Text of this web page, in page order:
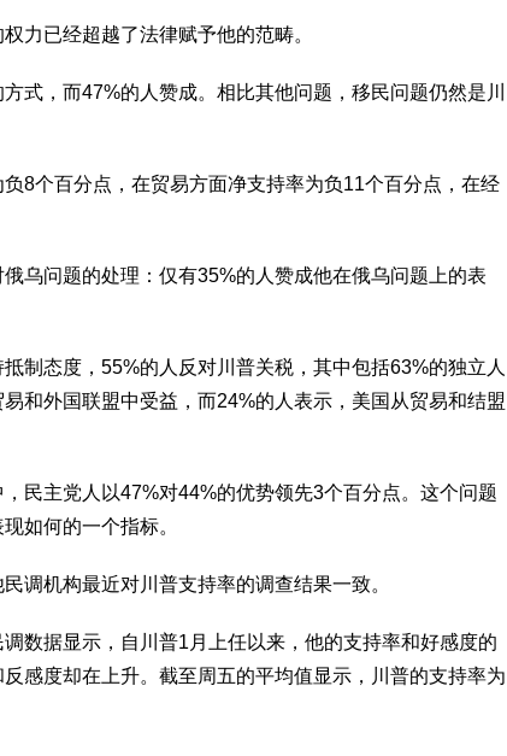
力已经超越了法律赋予他的范畴。
式，而47%的人赞成。相比其他问题，移民问题仍然是川
8个百分点，在贸易方面净支持率为负11个百分点，在经
乌问题的处理：仅有35%的人赞成他在俄乌问题上的表
制态度，55%的人反对川普关税，其中包括63%的独立人
和外国联盟中受益，而24%的人表示，美国从贸易和结盟
民主党人以47%对44%的优势领先3个百分点。这个问题
如何的一个指标。
调机构最近对川普支持率的调查结果一致。
数据显示，自川普1月上任以来，他的支持率和好感度的
感度却在上升。截至周五的平均值显示，川普的支持率为